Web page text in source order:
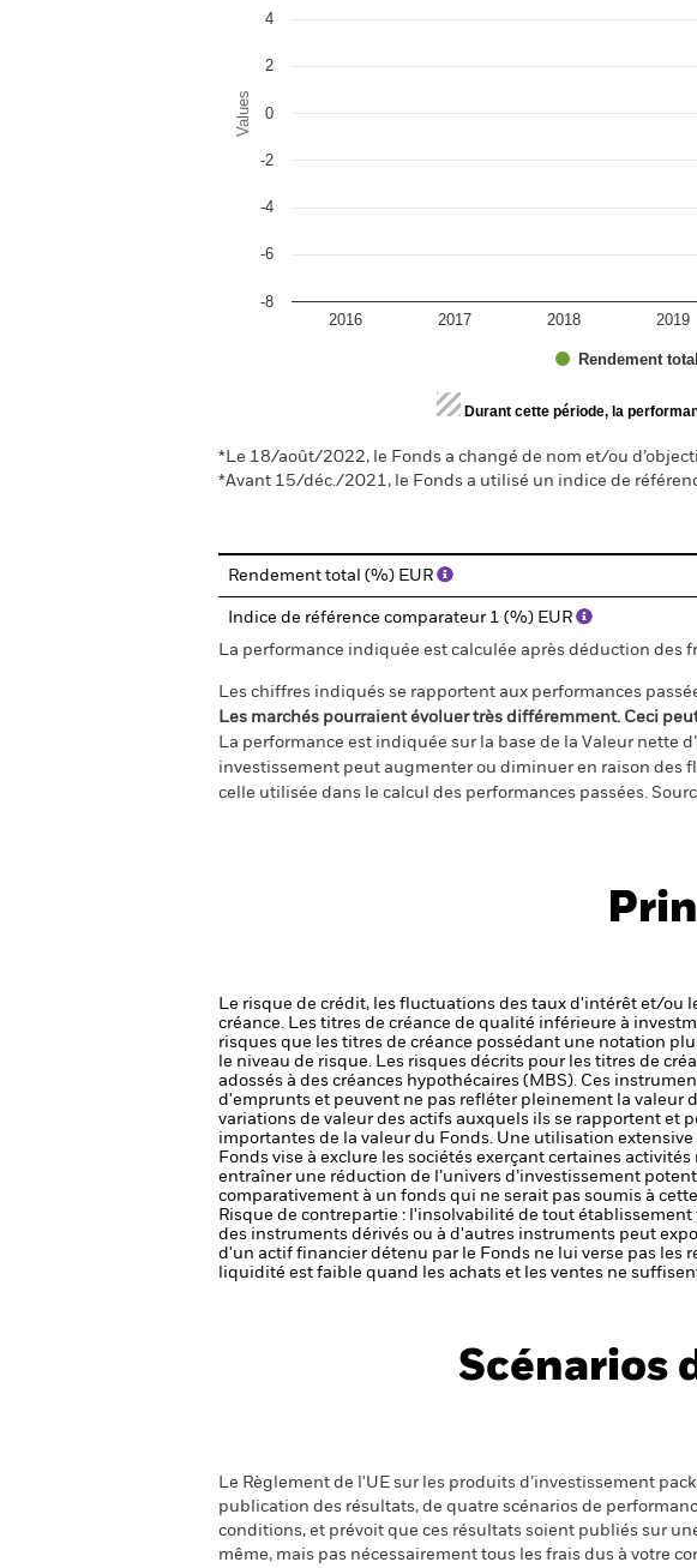
Values
Rendement
2016 2017 2018 2019
-8
-6
-4
-2
0
2
4
Durant cette période, la
*Le 18/août/2022, le Fonds a changé de nom et/ou
*Avant 15/déc./2021, le Fonds a utilisé un indice de
Rendement total (%) EUR
Indice de référence comparateur 1 (%) EUR
La performance indiquée est calculée après déduction des
Les chiffres indiqués se rapportent aux performances
Les marchés pourraient évoluer très différemment. Ceci
La performance est indiquée sur la base de la Valeur nette
investissement peut augmenter ou diminuer en raison des
celle utilisée dans le calcul des performances passées.
Le risque de crédit, les fluctuations des taux d'intérêt et/
créance. Les titres de créance de qualité inférieure à
risques que les titres de créance possédant une notation
le niveau de risque. Les risques décrits pour les titres de
adossés à des créances hypothécaires (MBS). Ces
d'emprunts et peuvent ne pas refléter pleinement la valeur
variations de valeur des actifs auxquels ils se rapportent et
importantes de la valeur du Fonds. Une utilisation
Fonds vise à exclure les sociétés exerçant certaines
entraîner une réduction de l’univers d’investissement
comparativement à un fonds qui ne serait pas soumis à
Risque de contrepartie : l'insolvabilité de tout
des instruments dérivés ou à d'autres instruments peut
d'un actif financier détenu par le Fonds ne lui verse pas les
liquidité est faible quand les achats et les ventes ne
Scénarios
Le Règlement de l'UE sur les produits d’investissement
publication des résultats, de quatre scénarios de
conditions, et prévoit que ces résultats soient publiés sur
même, mais pas nécessairement tous les frais dus à votre